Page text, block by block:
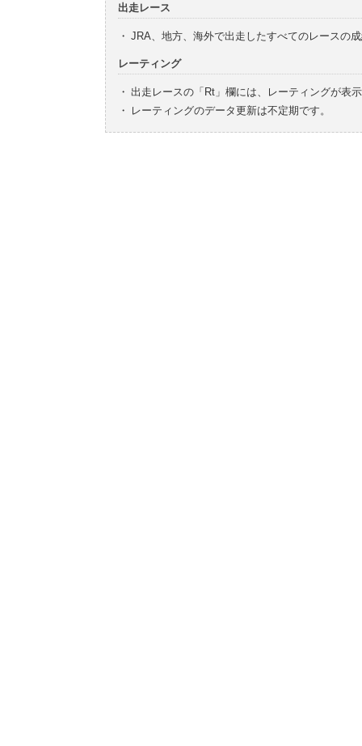
出走レース
・ JRA、地方、海外で出走したすべてのレースの
レーティング
・ 出走レースの「Rt」欄には、レーティングが表
・
レーティングのデータ更新は不定期です。